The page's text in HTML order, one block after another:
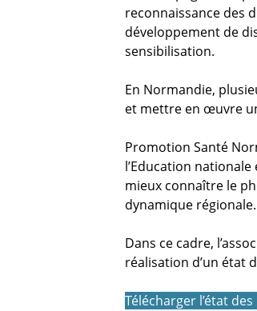
reconnaissance des
développement de
sensibilisation.
En Normandie,
et mettre en œuvre
Promotion Santé
l’Education
mieux connaître le
dynamique régionale.
Dans ce cadre,
réalisation d’un état
Télécharger l’état